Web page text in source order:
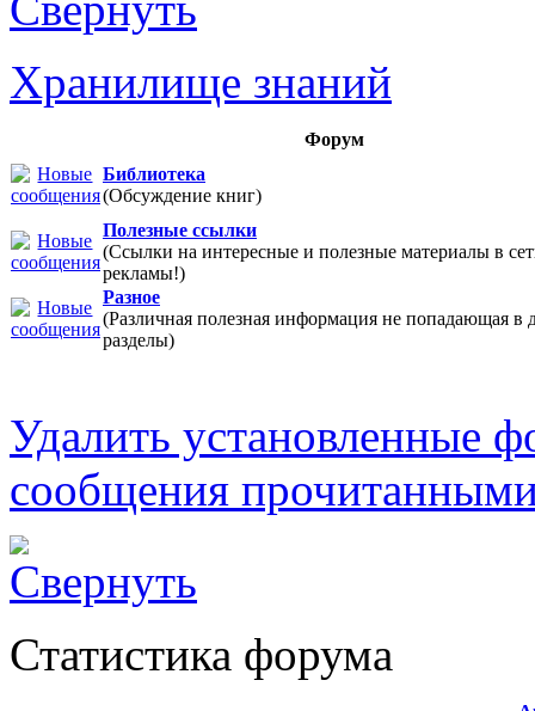
Хранилище знаний
Форум
Библиотека
(Обсуждение книг)
Полезные ссылки
(Ссылки на интересные и полезные материалы в
рекламы!)
Разное
(Различная полезная информация не попадающая в
разделы)
Удалить установленные
сообщения
Статистика форума